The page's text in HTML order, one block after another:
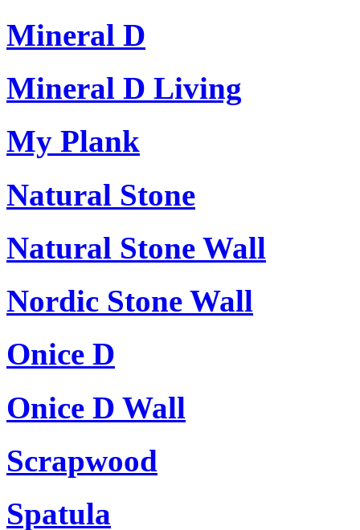
Mineral D
Mineral D Living
My Plank
Natural Stone
Natural Stone Wall
Nordic Stone Wall
Onice D
Onice D Wall
Scrapwood
Spatula